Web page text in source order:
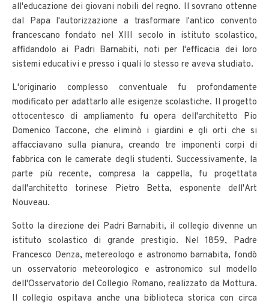
all'educazione dei giovani nobili del regno. Il sovrano ottenne
dal Papa l'autorizzazione a trasformare l'antico convento
francescano fondato nel XIII secolo in istituto scolastico,
affidandolo ai Padri Barnabiti, noti per l'efficacia dei loro
sistemi educativi e presso i quali lo stesso re aveva studiato.
L'originario complesso conventuale fu profondamente
modificato per adattarlo alle esigenze scolastiche. Il progetto
ottocentesco di ampliamento fu opera dell'architetto Pio
Domenico Taccone, che eliminò i giardini e gli orti che si
affacciavano sulla pianura, creando tre imponenti corpi di
fabbrica con le camerate degli studenti. Successivamente, la
parte più recente, compresa la cappella, fu progettata
dall'architetto torinese Pietro Betta, esponente dell'Art
Nouveau.
Sotto la direzione dei Padri Barnabiti, il collegio divenne un
istituto scolastico di grande prestigio. Nel 1859, Padre
Francesco Denza, metereologo e astronomo barnabita, fondò
un osservatorio meteorologico e astronomico sul modello
dell'Osservatorio del Collegio Romano, realizzato da Mottura.
Il collegio ospitava anche una biblioteca storica con circa